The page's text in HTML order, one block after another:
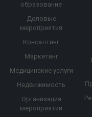
образование
Деловые
мероприятия
Консалтинг
Маркетинг
Медицинские услуги
Недвижимость
Организация
мероприятий